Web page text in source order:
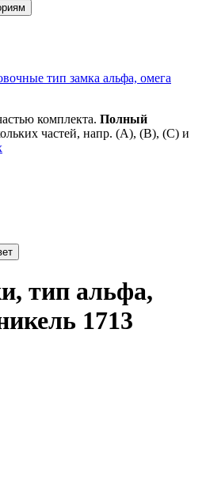
тип замка альфа, омега
комплекта. Полный
частей, напр. (А), (B), (С) и
цвет
тип альфа,
1713